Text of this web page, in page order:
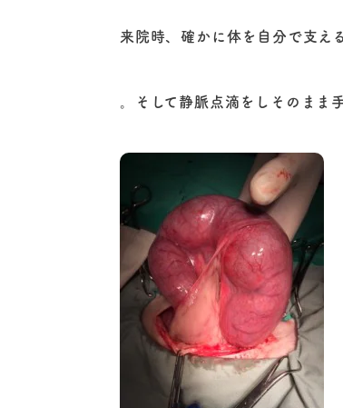
来院時、確かに体を自分で支え
。そして静脈点滴をしそのまま